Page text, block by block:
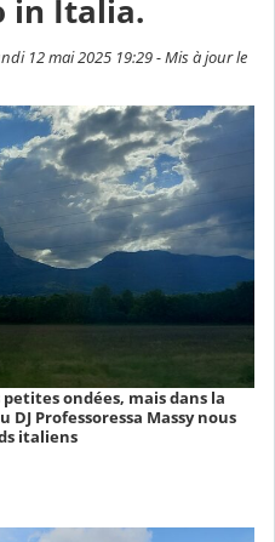
in Italia.
12 mai 2025 19:29 - Mis à jour le
ondées, mais dans la
Professoressa Massy nous
italiens